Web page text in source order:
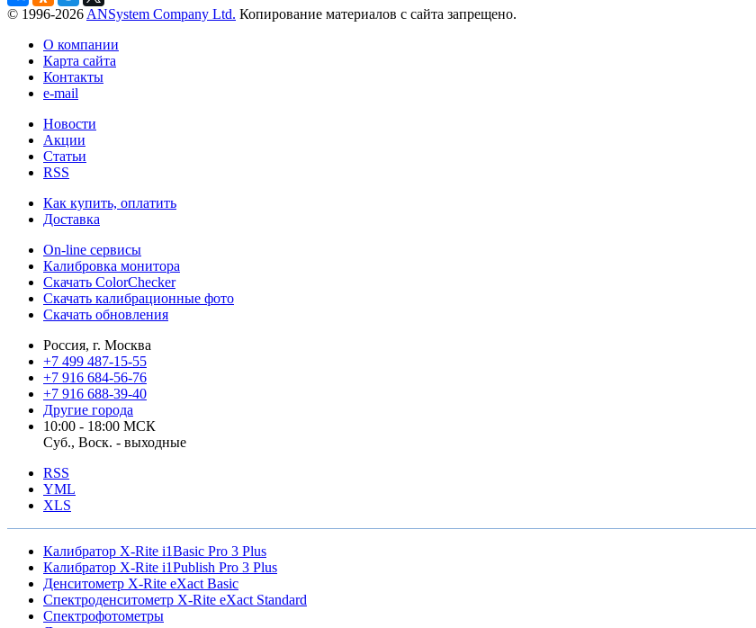
© 1996-2026 ANSystem Company Ltd. Копирование материалов с сайта запрещено.
О компании
Карта сайта
Контакты
e-mail
Новости
Акции
Статьи
RSS
Как купить, оплатить
Доставка
On-line сервисы
Калибровка монитора
Скачать ColorChecker
Скачать калибрационные фото
Скачать обновления
Россия, г. Москва
+7 499 487-15-55
+7 916 684-56-76
+7 916 688-39-40
Другие города
10:00 - 18:00 МСК
Суб., Воск. - выходные
RSS
YML
XLS
Калибратор X-Rite i1Basic Pro 3 Plus
Калибратор X-Rite i1Publish Pro 3 Plus
Денситометр X-Rite eXact Basic
Спектроденситометр X-Rite eXact Standard
Спектрофотометры